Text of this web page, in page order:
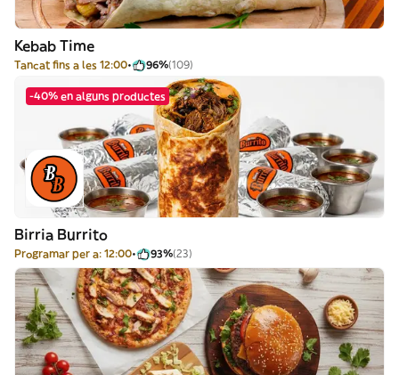
Kebab Time
Tancat fins a les 12:00 96%(109)
-40% en alguns productes
Birria Burrito
Programar per a: 12:00 93%(23)